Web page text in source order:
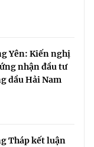
Yên: Kiến nghị
nhận đầu tư
dầu Hải Nam
Tháp kết luận